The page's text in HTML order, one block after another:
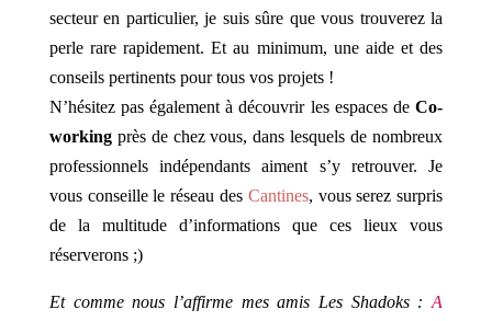
secteur en particulier, je suis sûre que vous trouverez la
perle rare rapidement. Et au minimum, une aide et des
conseils pertinents pour tous vos projets !
N’hésitez pas également à découvrir les espaces deCo-
workingprès de chez vous, dans lesquels de nombreux
professionnels indépendants aiment s’y retrouver. Je
vous conseille le réseau des Cantines, vous serez surpris
de la multitude d’informations que ces lieux vous
réserverons ;)
Et comme nous l’affirme mes amis Les Shadoks :A